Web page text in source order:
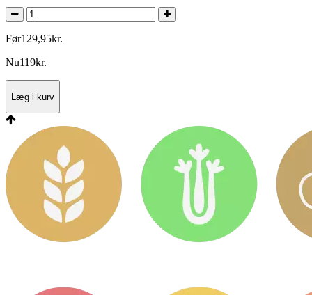
Før129,95kr.
Nu119kr.
Læg i kurv